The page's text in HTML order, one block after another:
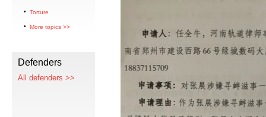
Torture
More topics >>
Defenders
All defenders >>